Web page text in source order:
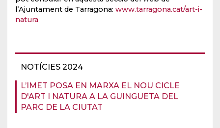
NOTÍCIES 2024
L’IMET POSA EN MARXA EL NOU CICLE
D'ART I NATURA A LA GUINGUETA DEL
PARC DE LA CIUTAT
l’Ajuntament de Tarragona: www.tarragona.cat/art-i-
natura